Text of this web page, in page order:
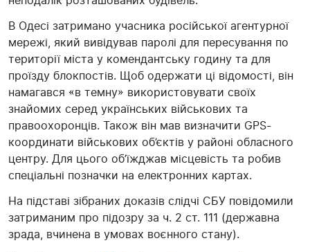
В Одесі затримано учасника російської агентурної
мережі, який вивідував паролі для пересування по
території міста у комендантську годину та для
проїзду блокпостів. Щоб одержати ці відомості, він
намагався «в темну» використовувати своїх
знайомих серед українських військових та
правоохоронців. Також він мав визначити GPS-
координати військових об’єктів у районі обласного
центру. Для цього об’їжджав місцевість та робив
спеціальні позначки на електронних картах.
На підставі зібраних доказів слідчі СБУ повідомили
затриманим про підозру за ч. 2 ст. 111 (державна
зрада, вчинена в умовах воєнного стану).